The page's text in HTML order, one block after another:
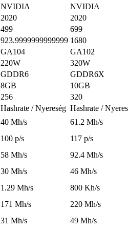
NVIDIA
NVIDIA
2020
2020
499
699
923.9999999999999 1680
GA104
GA102
220W
320W
GDDR6
GDDR6X
8GB
10GB
256
320
Hashrate / Nyereség Hashrate /
40 Mh/s 61.2 Mh/s
100 p/s 117 p/s
58 Mh/s 92.4 Mh/s
30 Mh/s 46 Mh/s
1.29 Mh/s 800 Kh/s
171 Mh/s 220 Mh/s
31 Mh/s 49 Mh/s